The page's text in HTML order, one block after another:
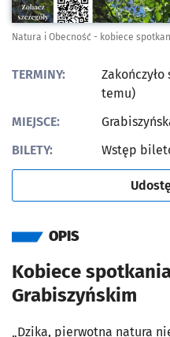
Natura i Obecność - kobiece
TERMINY:
Zakończyło
temu)
MIEJSCE:
BILETY:
Wstęp
OPIS
Kobiece
Grabiszyńskim
„Dzika, pierwotna natura